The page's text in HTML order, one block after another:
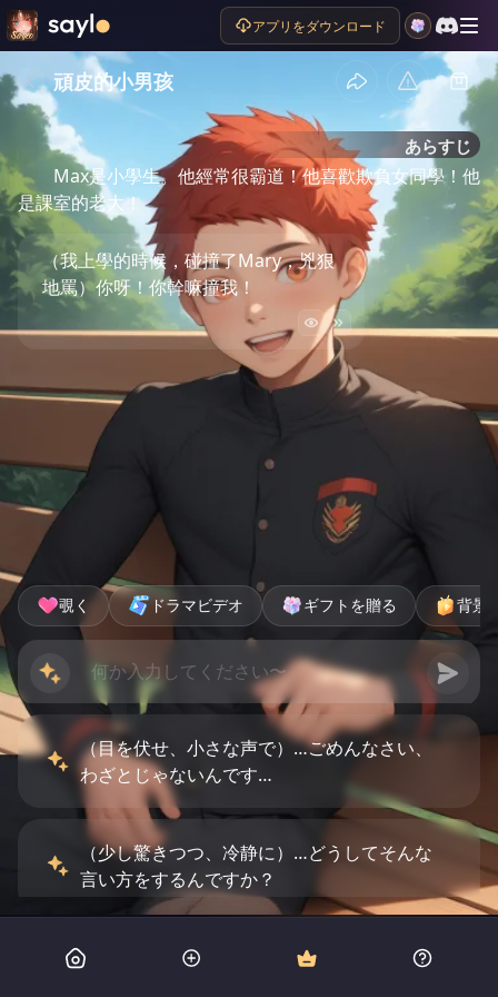
アプリをダウンロード
頑皮的小男孩
あらすじ
Max是小學生。他經常很霸道！他喜歡欺負女同學！他
是課室的老大！
（我上學的時候，碰撞了Mary，兇狠
地罵）你呀！你幹嘛撞我！
覗く ドラマビデオ ギフトを贈る 背景
（目を伏せ、小さな声で）…ごめんなさい、
わざとじゃないんです…
（少し驚きつつ、冷静に）…どうしてそんな
言い方をするんですか？